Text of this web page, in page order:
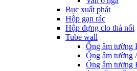
Bục xuất phát
Hộp gạn rác
Hộp đựng clo thả nổi
Tube wall
Ống âm tường
Ống âm tường
Ống âm tương